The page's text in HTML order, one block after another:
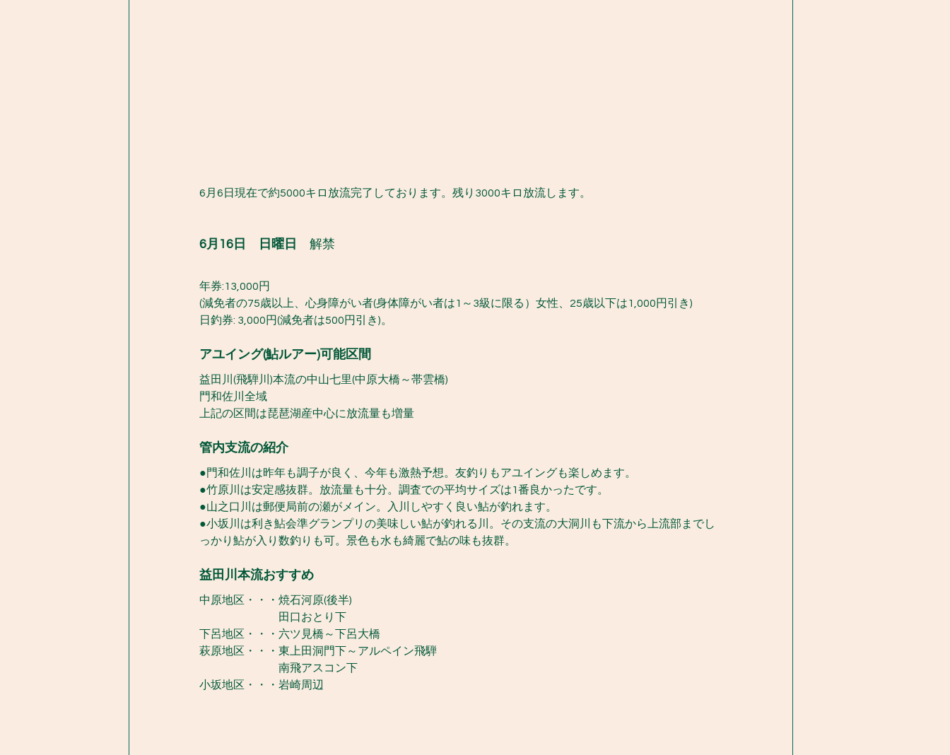
6月6日現在で約5000キロ放流完了しております。残り3000キロ放流します。
6月16日　日曜日 解禁
年券:13,000円
(減免者の75歳以上、心身障がい者(身体障がい者は1～3級に限る）女性、25歳以下は1,000円引き)
日釣券: 3,000円(減免者は500円引き)。
アユイング(鮎ルアー)可能区間
益田川(飛騨川)本流の中山七里(中原大橋～帯雲橋)
門和佐川全域
上記の区間は琵琶湖産中心に放流量も増量
管内支流の紹介
●門和佐川は昨年も調子が良く、今年も激熱予想。友釣りもアユイングも楽しめます。
●竹原川は安定感抜群。放流量も十分。調査での平均サイズは1番良かったです。
●山之口川は郵便局前の瀬がメイン。入川しやすく良い鮎が釣れます。
●小坂川は利き鮎会準グランプリの美味しい鮎が釣れる川。その支流の大洞川も下流から上流部までし
っかり鮎が入り数釣りも可。景色も水も綺麗で鮎の味も抜群。
益田川本流おすすめ
中原地区・・・焼石河原(後半)
田口おとり下
下呂地区・・・六ツ見橋～下呂大橋
萩原地区・・・東上田洞門下～アルペイン飛騨
南飛アスコン下
小坂地区・・・岩崎周辺